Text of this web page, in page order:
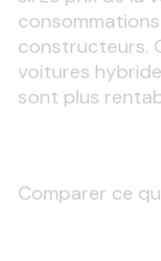
constructeurs.
voitures
sont plus
Comparer ce